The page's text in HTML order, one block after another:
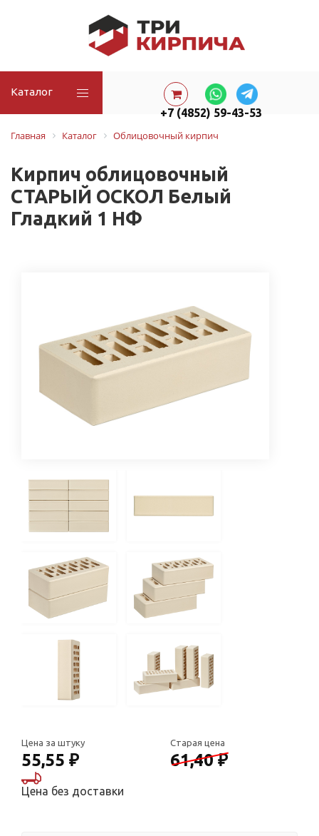
Каталог
+7 (4852) 59-43-53
Главная
Каталог Облицовочный кирпич
Кирпич облицовочный
СТАРЫЙ ОСКОЛ Белый
Гладкий 1 НФ
Цена за штуку
55,55 ₽
Старая цена
61,40 ₽
Цена без доставки